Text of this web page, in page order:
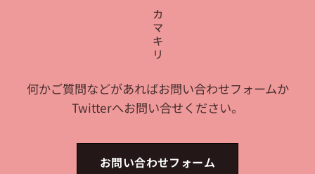
カ
マ
キ
リ
何かご質問などがあればお問い合わせフォームか
Twitterへお問い合せください。
お問い合わせフォーム